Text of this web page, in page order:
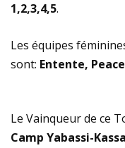
1,2,3,4,5.
Les équipes
sont: Entente,
Le Vainqueur de ce
Camp Yabassi-